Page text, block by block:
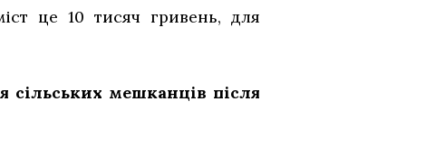
це 10 тисяч гривень, для
сільських мешканців після